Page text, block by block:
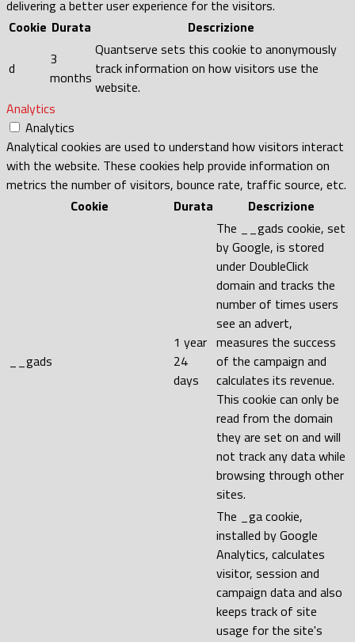
delivering a better user experience for the visitors.
Cookie Durata Descrizione
d
3
months
Quantserve sets this cookie to anonymously
track information on how visitors use the
website.
Analytics
Analytics
Analytical cookies are used to understand how visitors interact
with the website. These cookies help provide information on
metrics the number of visitors, bounce rate, traffic source, etc.
Cookie
Durata Descrizione
__gads
1 year
24
days
The __gads cookie, set
by Google, is stored
under DoubleClick
domain and tracks the
number of times users
see an advert,
measures the success
of the campaign and
calculates its revenue.
This cookie can only be
read from the domain
they are set on and will
not track any data while
browsing through other
sites.
The _ga cookie,
installed by Google
Analytics, calculates
visitor, session and
campaign data and also
keeps track of site
usage for the site's